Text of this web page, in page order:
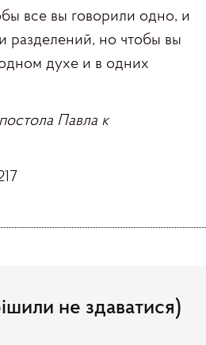
все вы говорили одно, и
разделений, но чтобы вы
духе и в одних
Павла к
не здаватися)